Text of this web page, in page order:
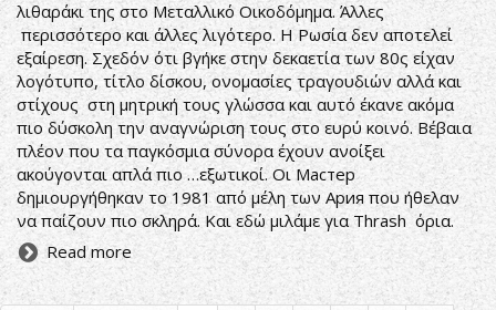
λιθαράκι της στο Μεταλλικό Οικοδόμημα. Άλλες
περισσότερο και άλλες λιγότερο. Η Ρωσία δεν αποτελεί
εξαίρεση. Σχεδόν ότι βγήκε στην δεκαετία των 80ς είχαν
λογότυπο, τίτλο δίσκου, ονομασίες τραγουδιών αλλά και
στίχους στη μητρική τους γλώσσα και αυτό έκανε ακόμα
πιο δύσκολη την αναγνώριση τους στο ευρύ κοινό. Βέβαια
πλέον που τα παγκόσμια σύνορα έχουν ανοίξει
ακούγονται απλά πιο …εξωτικοί. Οι Мастер
δημιουργήθηκαν το 1981 από μέλη των Ария που ήθελαν
να παίζουν πιο σκληρά. Και εδώ μιλάμε για Thrash όρια.
Read more